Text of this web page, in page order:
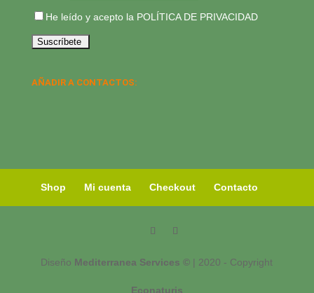
He leído y acepto la POLÍTICA DE PRIVACIDAD
AÑADIR A CONTACTOS:
Shop Mi cuenta Checkout Contacto
Diseño Mediterranea Services © | 2020 - Copyright
Econaturis